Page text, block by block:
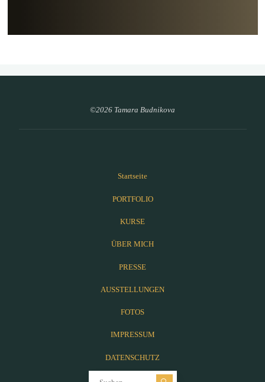
©2026 Tamara Budnikova
Startseite
PORTFOLIO
KURSE
ÜBER MICH
PRESSE
AUSSTELLUNGEN
FOTOS
IMPRESSUM
DATENSCHUTZ